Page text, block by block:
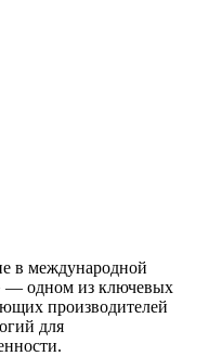
в международной
— одном из ключевых
производителей
для